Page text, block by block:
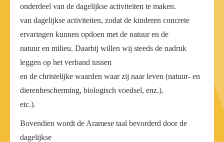
onderdeel van de dagelijkse activiteiten te maken.
van dagelijkse activiteiten, zodat de kinderen concrete
ervaringen kunnen opdoen met de natuur en de
natuur en milieu. Daarbij willen wij steeds de nadruk
leggen op het verband tussen
en de christelijke waarden waar zij naar leven (natuur- en
dierenbescherming, biologisch voedsel, enz.).
etc.).
Bovendien wordt de Aramese taal bevorderd door de
dagelijkse